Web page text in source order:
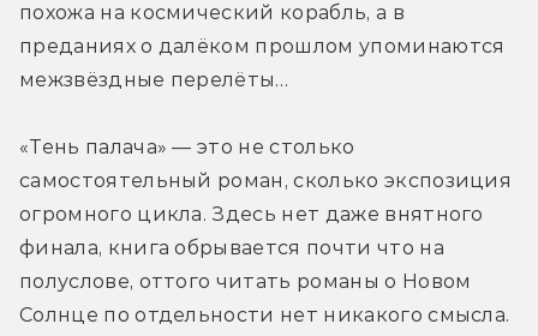
похожа на космический корабль, а в
преданиях о далёком прошлом упоминаются
межзвёздные перелёты…
«Тень палача» — это не столько
самостоятельный роман, сколько экспозиция
огромного цикла. Здесь нет даже внятного
финала, книга обрывается почти что на
полуслове, оттого читать романы о Новом
Солнце по отдельности нет никакого смысла.